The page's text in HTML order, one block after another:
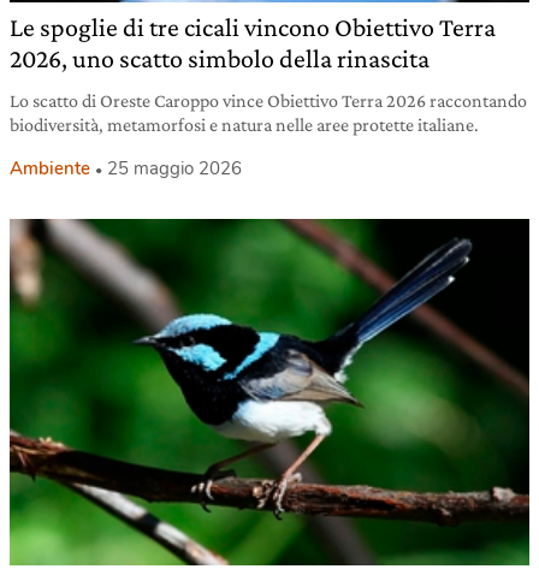
Le spoglie di tre cicali vincono Obiettivo Terra
2026, uno scatto simbolo della rinascita
Lo scatto di Oreste Caroppo vince Obiettivo Terra 2026 raccontando
biodiversità, metamorfosi e natura nelle aree protette italiane.
Ambiente 25 maggio 2026